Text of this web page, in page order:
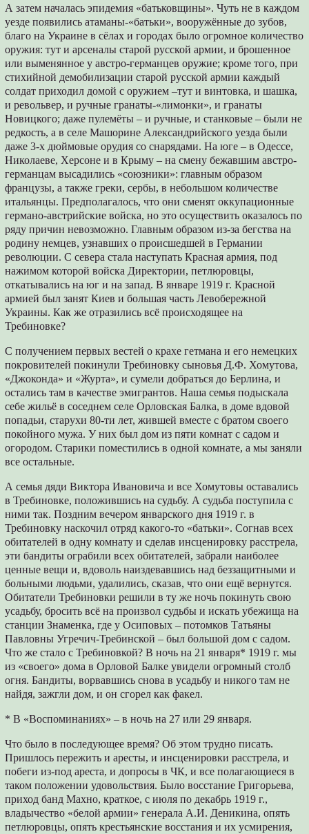
А затем началась эпидемия «батьковщины». Чуть не в каждом
уезде появились атаманы-«батьки», вооружённые до зубов,
благо на Украине в сёлах и городах было огромное количество
оружия: тут и арсеналы старой русской армии, и брошенное
или выменянное у австро-германцев оружие; кроме того, при
стихийной демобилизации старой русской армии каждый
солдат приходил домой с оружием –тут и винтовка, и шашка,
и револьвер, и ручные гранаты-«лимонки», и гранаты
Новицкого; даже пулемёты – и ручные, и станковые – были не
редкость, а в селе Машорине Александрийского уезда были
даже 3-х дюймовые орудия со снарядами. На юге – в Одессе,
Николаеве, Херсоне и в Крыму – на смену бежавшим австро-
германцам высадились «союзники»: главным образом
французы, а также греки, сербы, в небольшом количестве
итальянцы. Предполагалось, что они сменят оккупационные
германо-австрийские войска, но это осуществить оказалось по
ряду причин невозможно. Главным образом из-за бегства на
родину немцев, узнавших о происшедшей в Германии
революции. С севера стала наступать Красная армия, под
нажимом которой войска Директории, петлюровцы,
откатывались на юг и на запад. В январе 1919 г. Красной
армией был занят Киев и большая часть Левобережной
Украины. Как же отразились всё происходящее на
Требиновке?
С получением первых вестей о крахе гетмана и его немецких
покровителей покинули Требиновку сыновья Д.Ф. Хомутова,
«Джоконда» и «Журта», и сумели добраться до Берлина, и
остались там в качестве эмигрантов. Наша семья подыскала
себе жильё в соседнем селе Орловская Балка, в доме вдовой
попадьи, старухи 80-ти лет, жившей вместе с братом своего
покойного мужа. У них был дом из пяти комнат с садом и
огородом. Старики поместились в одной комнате, а мы заняли
все остальные.
А семья дяди Виктора Ивановича и все Хомутовы оставались
в Требиновке, положившись на судьбу. А судьба поступила с
ними так. Поздним вечером январского дня 1919 г. в
Требиновку наскочил отряд какого-то «батьки». Согнав всех
обитателей в одну комнату и сделав инсценировку расстрела,
эти бандиты ограбили всех обитателей, забрали наиболее
ценные вещи и, вдоволь наиздевавшись над беззащитными и
больными людьми, удалились, сказав, что они ещё вернутся.
Обитатели Требиновки решили в ту же ночь покинуть свою
усадьбу, бросить всё на произвол судьбы и искать убежища на
станции Знаменка, где у Осиповых – потомков Татьяны
Павловны Угречич-Требинской – был большой дом с садом.
Что же стало с Требиновкой? В ночь на 21 января* 1919 г. мы
из «своего» дома в Орловой Балке увидели огромный столб
огня. Бандиты, ворвавшись снова в усадьбу и никого там не
найдя, зажгли дом, и он сгорел как факел.
* В «Воспоминаниях» – в ночь на 27 или 29 января.
Что было в последующее время? Об этом трудно писать.
Пришлось пережить и аресты, и инсценировки расстрела, и
побеги из-под ареста, и допросы в ЧК, и все полагающиеся в
таком положении удовольствия. Было восстание Григорьева,
приход банд Махно, краткое, с июля по декабрь 1919 г.,
владычество «белой армии» генерала А.И. Деникина, опять
петлюровцы, опять крестьянские восстания и их усмирения,